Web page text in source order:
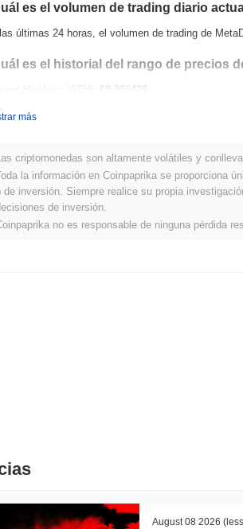
es el volumen de trading diario
últimas 24 horas, el volumen de trading de
es el historial del rango de precios
Histórico (ATH):
€0.066428
se está desempeñando
los últimos 7 días, MetaDrive Premeum ha ganó
del0.35%. Esto indica un retraso temporal en
más
criptomonedas son altamente volátiles y
la información en Coinpaprika se proporciona
de inversión. Siempre realice su propia
de inversión.
no es responsable de ninguna pérdida
August 08 2026